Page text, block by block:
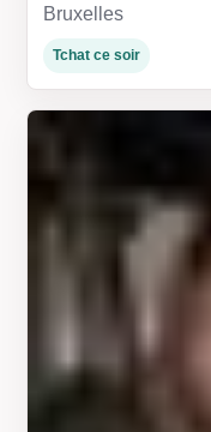
Bruxelles
Tchat ce soir